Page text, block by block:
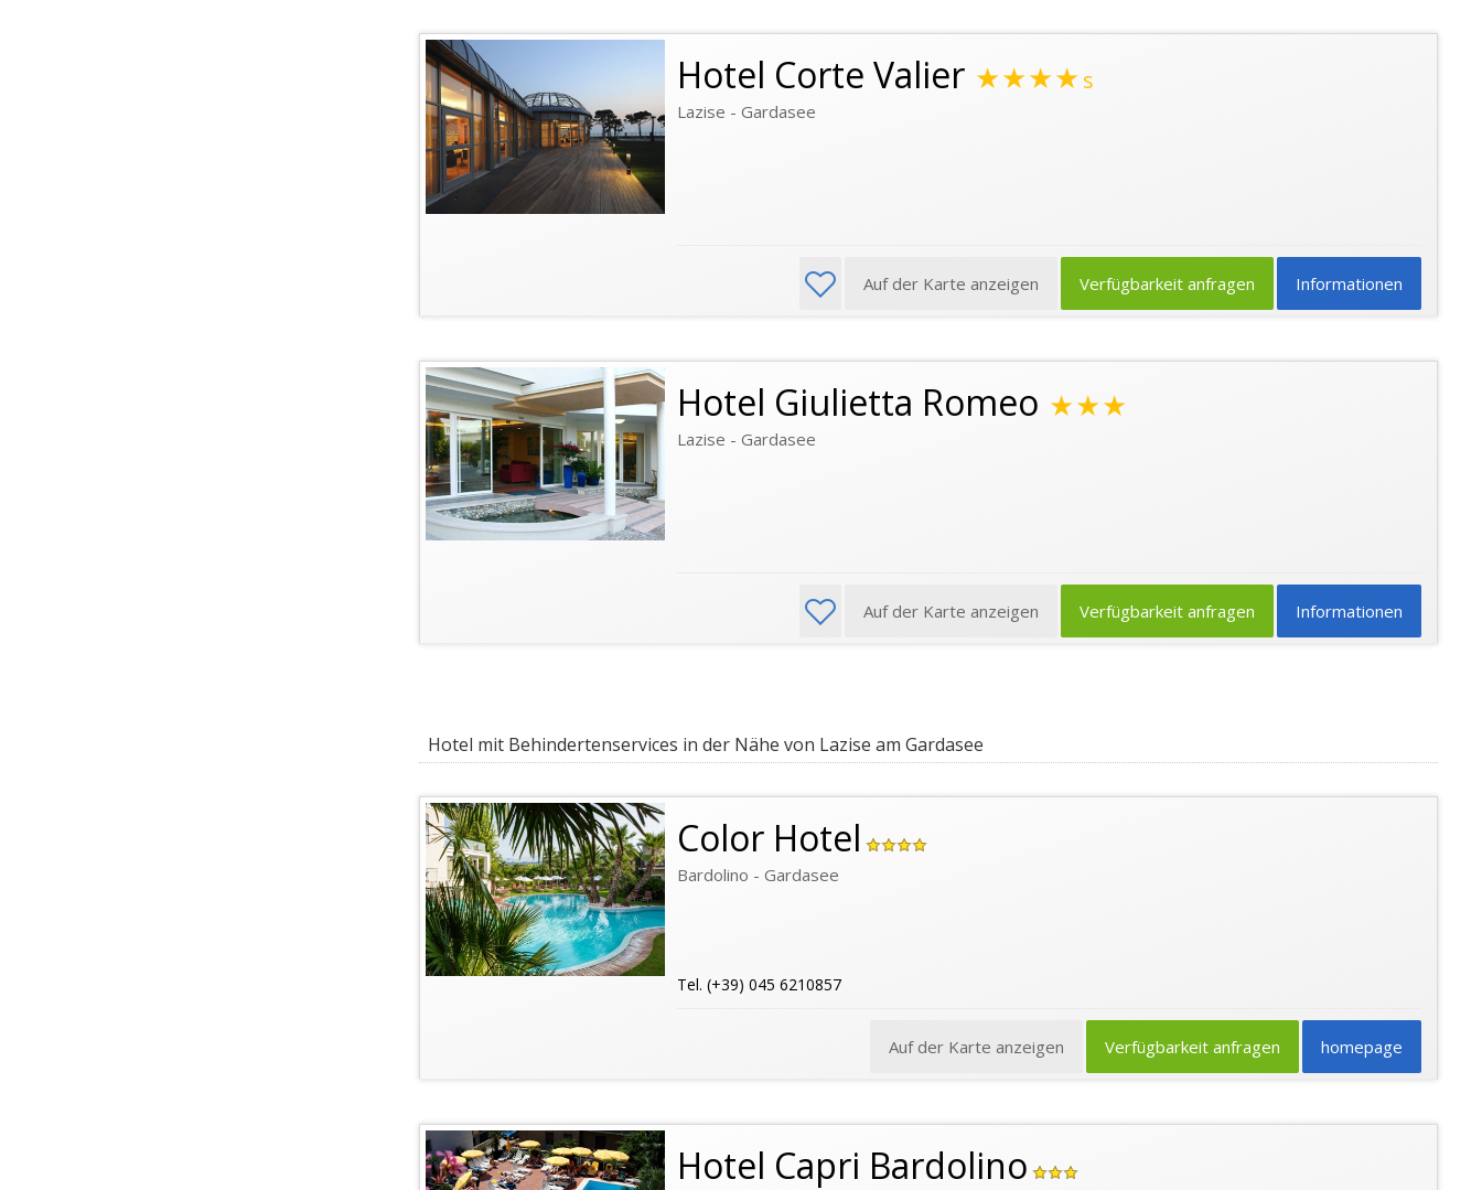
Hotel Corte Valier ★★★★s
Lazise - Gardasee
Informationen
Verfügbarkeit anfragen
Auf der Karte anzeigen
Hotel Giulietta Romeo ★★★
Lazise - Gardasee
Informationen
Verfügbarkeit anfragen
Auf der Karte anzeigen
Hotel mit Behindertenservices in der Nähe von Lazise am Gardasee
Color Hotel
Bardolino - Gardasee
Tel. (+39) 045 6210857
homepage
Verfügbarkeit anfragen
Auf der Karte anzeigen
Hotel Capri Bardolino